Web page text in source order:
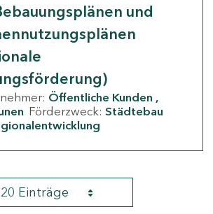
und
Öffentliche Kunden
Förderzweck: Städtebau
20 Einträge